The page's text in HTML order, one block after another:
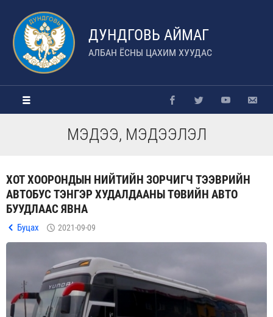
ДУНДГОВЬ АЙМАГ
АЛБАН ЁСНЫ ЦАХИМ ХУУДАС
МЭДЭЭ, МЭДЭЭЛЭЛ
ХОТ ХООРОНДЫН НИЙТИЙН ЗОРЧИГЧ ТЭЭВРИЙН
АВТОБУС ТЭНГЭР ХУДАЛДААНЫ ТӨВИЙН АВТО
БУУДЛААС ЯВНА
Буцах 2021-09-09